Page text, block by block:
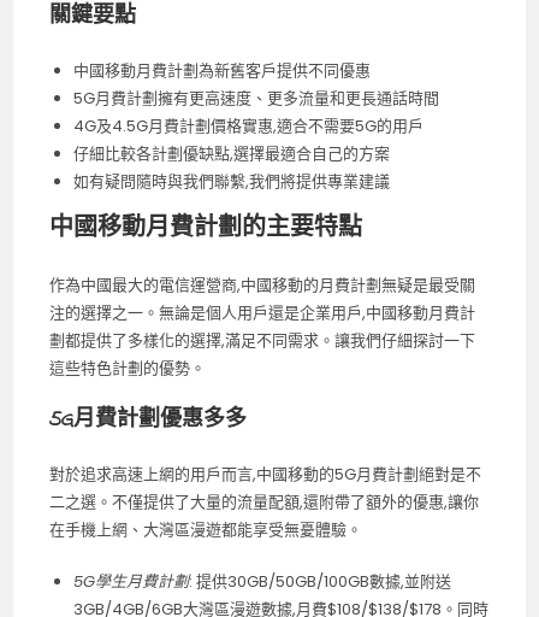
關鍵要點
中國移動月費計劃為新舊客戶提供不同優惠
5G月費計劃擁有更高速度、更多流量和更長通話時間
4G及4.5G月費計劃價格實惠,適合不需要5G的用戶
仔細比較各計劃優缺點,選擇最適合自己的方案
如有疑問隨時與我們聯繫,我們將提供專業建議
中國移動月費計劃的主要特點
作為中國最大的電信運營商,中國移動的月費計劃無疑是最受關
注的選擇之一。無論是個人用戶還是企業用戶,中國移動月費計
劃都提供了多樣化的選擇,滿足不同需求。讓我們仔細探討一下
這些特色計劃的優勢。
5G月費計劃優惠多多
對於追求高速上網的用戶而言,中國移動的5G月費計劃絕對是不
二之選。不僅提供了大量的流量配額,還附帶了額外的優惠,讓你
在手機上網、大灣區漫遊都能享受無憂體驗。
5G學生月費計劃: 提供30GB/50GB/100GB數據,並附送
3GB/4GB/6GB大灣區漫遊數據,月費$108/$138/$178。同時